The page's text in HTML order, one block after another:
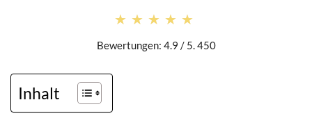
★★★★★
★★★★★
Bewertungen: 4.9 / 5. 450
Inhalt